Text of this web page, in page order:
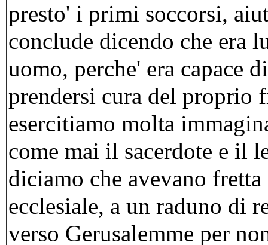
presto' i primi soccorsi,
conclude dicendo che era
uomo, perche' era capace
prendersi cura del proprio
esercitiamo molta
come mai il sacerdote e il
diciamo che avevano
ecclesiale, a un raduno di
verso Gerusalemme per